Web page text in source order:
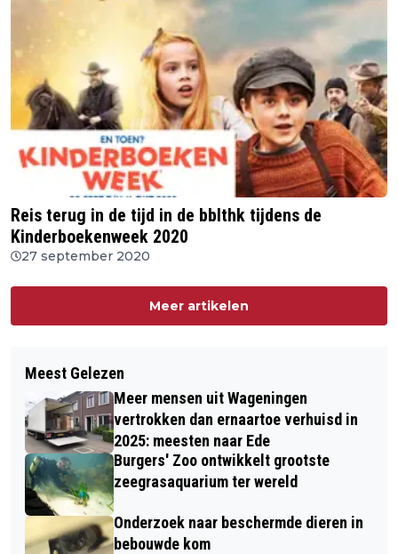
Reis terug in de tijd in de bblthk tijdens de
Kinderboekenweek 2020
27 september 2020
Meer artikelen
Meest Gelezen
Meer mensen uit Wageningen
vertrokken dan ernaartoe verhuisd in
2025: meesten naar Ede
Burgers' Zoo ontwikkelt grootste
zeegrasaquarium ter wereld
Onderzoek naar beschermde dieren in
bebouwde kom